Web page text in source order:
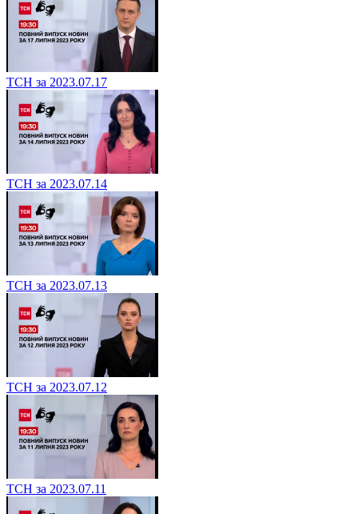
ТСН за 2023.07.17
ТСН за 2023.07.14
ТСН за 2023.07.13
ТСН за 2023.07.12
ТСН за 2023.07.11